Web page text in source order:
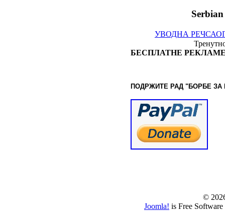
УВОДНА РЕЧ
БЕСПЛАТНЕ
ПОДРЖИТЕ РАД "БОРБЕ ЗА
©
Joomla! is Free